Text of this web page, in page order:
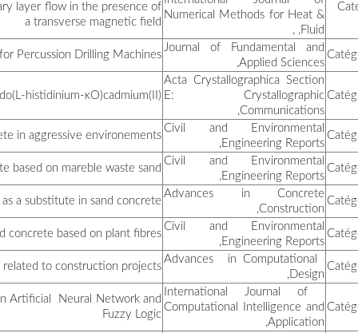
Analytical and numerical
Study and بن موسى مفيدة
محمدي نصيرة
Contribution to the كشكار شراز
The بن حليلو محمد هشام
بوغمسة وسيلة
ريحية شاهر
بوغابة آمنة
Predicting Maintennance
عثماني أميرة